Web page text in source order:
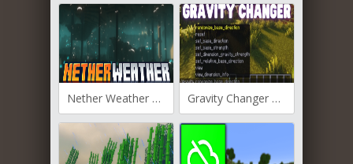
Nether Weather для Майнкрафт [1.21.10, 1.21.9, 1.21.8] Gravity Changer для Майнкрафт [1.20.4, 1.20.2, 1.20.1]